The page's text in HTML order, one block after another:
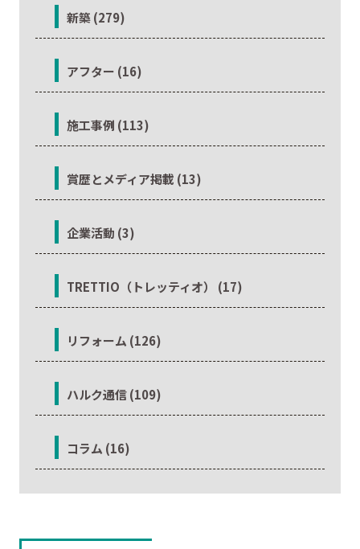
新築 (279)
アフター (16)
施工事例 (113)
賞歴とメディア掲載 (13)
企業活動 (3)
TRETTIO（トレッティオ） (17)
リフォーム (126)
ハルク通信 (109)
コラム (16)